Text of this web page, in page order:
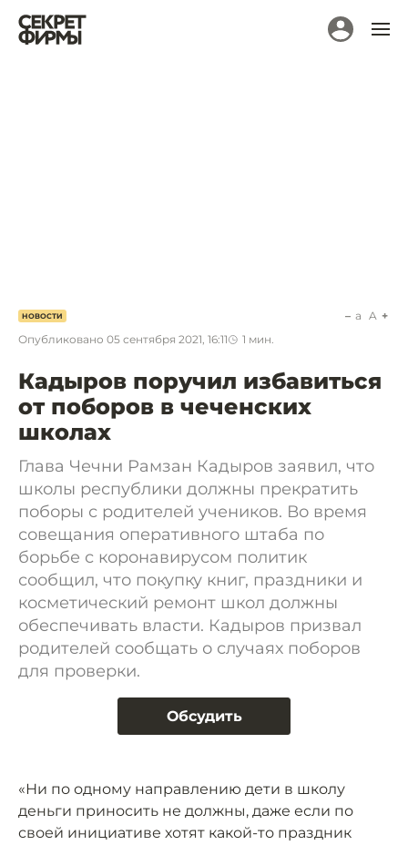
НОВОСТИ
Опубликовано 05 сентября 2021, 16:11 1 мин.
a A
Кадыров поручил избавиться
от поборов в чеченских
школах
Глава Чечни Рамзан Кадыров заявил, что
школы республики должны прекратить
поборы с родителей учеников. Во время
совещания оперативного штаба по
борьбе с коронавирусом политик
сообщил, что покупку книг, праздники и
косметический ремонт школ должны
обеспечивать власти. Кадыров призвал
родителей сообщать о случаях поборов
для проверки.
Обсудить
«Ни по одному направлению дети в школу
деньги приносить не должны, даже если по
своей инициативе хотят какой-то праздник